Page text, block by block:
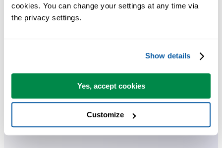
cookies. You can change your settings at any time via
the privacy settings.
Show details
Yes, accept cookies
Customize
Praktische tools die veel Excel-gebruikers in Excel missen.